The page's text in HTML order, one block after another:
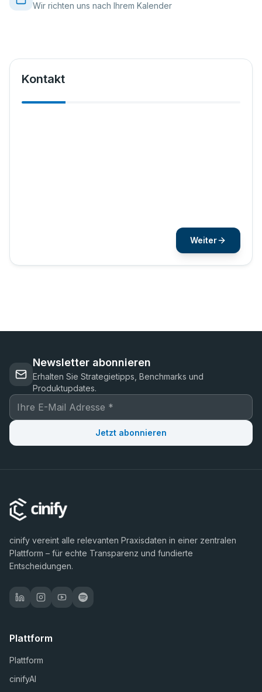
Wir richten uns nach Ihrem Kalender
Kontakt
Weiter
Newsletter abonnieren
Erhalten Sie Strategietipps, Benchmarks und
Produktupdates.
Jetzt abonnieren
cinify vereint alle relevanten Praxisdaten in einer zentralen
Plattform – für echte Transparenz und fundierte
Entscheidungen.
Plattform
Plattform
cinifyAI